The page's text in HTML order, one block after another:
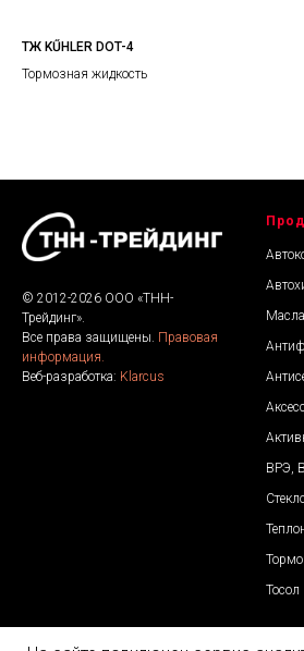
ТЖ KŰHLER DOT-4
Тормозная жидкость
© 2012-2026 ООО «ТНН-
Трейдинг».
Все права защищены. Правовая
информация.
Веб-разработка: Klarcus
Масла
ВРЭ,
Тосол